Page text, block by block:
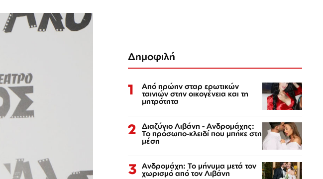
Δημοφιλή
1 Από πρώην σταρ ερωτικών
ταινιών στην οικογένεια και τη
μητρότητα
2 Διαζύγιο Λιβάνη - Ανδρομάχης:
Το πρόσωπο-κλειδί που μπήκε στη
μέση
3 Ανδρομάχη: Το μήνυμα μετά τον
χωρισμό από τον Λιβάνη